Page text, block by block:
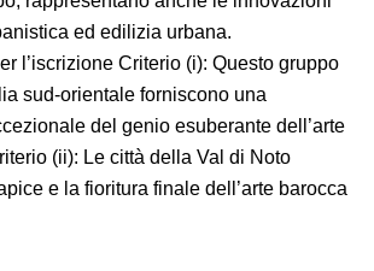
ed edilizia urbana.
l’iscrizione Criterio (i): Questo gruppo
sud-orientale forniscono una
del genio esuberante dell’arte
(ii): Le città della Val di Noto
e la fioritura finale dell’arte barocca